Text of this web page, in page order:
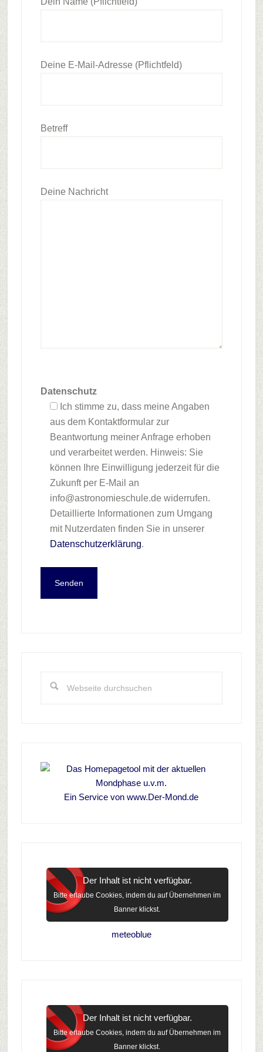
Deine E-Mail-Adresse (Pflichtfeld)
Betreff
Deine Nachricht
Datenschutz
Ich stimme zu, dass meine Angaben
aus dem Kontaktformular zur
Beantwortung meiner Anfrage erhoben
und verarbeitet werden. Hinweis: Sie
können Ihre Einwilligung jederzeit für die
Zukunft per E-Mail an
info@astronomieschule.de widerrufen.
Detaillierte Informationen zum Umgang
mit Nutzerdaten finden Sie in unserer
Datenschutzerklärung.
durchsuchen
Ein Service von www.Der-Mond.de
Der Inhalt ist nicht verfügbar.
Bitte erlaube Cookies, indem du auf Übernehmen im
Banner klickst.
meteoblue
Der Inhalt ist nicht verfügbar.
Bitte erlaube Cookies, indem du auf Übernehmen im
Banner klickst.